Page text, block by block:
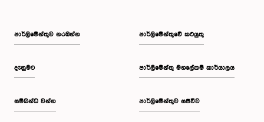
පාර්ලි‌මේන්තුව නරඹන්න
දැනුමට
සම්බන්ධ වන්න
පාර්ලිමේන්තුවේ කටයුතු
පාර්ලිමේන්තු මහලේකම් කාර්යාලය
පාර්ලිමේන්තුව සජීවීව